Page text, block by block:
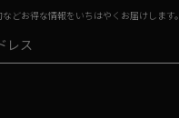
どお得な情報をいちはやくお届けします。